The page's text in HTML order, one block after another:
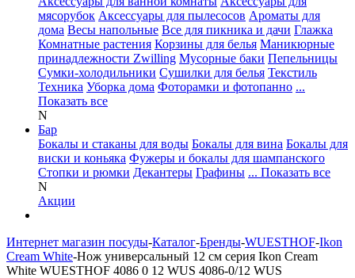
мясорубок Аксессуары для пылесосов Ароматы для
дома Весы напольные Все для пикника и дачи Глажка
Комнатные растения Корзины для белья Маникюрные
принадлежности Zwilling Мусорные баки Пепельницы
Сумки-холодильники Сушилки для белья Текстиль
Техника Уборка дома Фоторамки и фотопанно ...
Показать все
N
Бар
Бокалы и стаканы для воды Бокалы для вина Бокалы для
виски и коньяка Фужеры и бокалы для шампанского
Стопки и рюмки Декантеры Графины ... Показать все
N
Акции
Интернет магазин посуды-Каталог-Бренды-WUESTHOF-Ikon
Cream White-Нож универсальный 12 см серия Ikon Cream
White WUESTHOF 4086 0 12 WUS 4086-0/12 WUS